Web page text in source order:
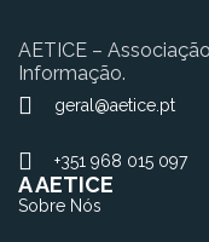
AETICE –
Informação.
geral@aetice.pt
+351 968 015 097
A AETICE
Sobre Nós